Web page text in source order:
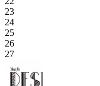
23
24
25
26
27